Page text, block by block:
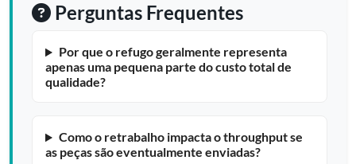
Perguntas Frequentes
Por que o refugo geralmente representa
apenas uma pequena parte do custo total de
qualidade?
Como o retrabalho impacta o throughput se
as peças são eventualmente enviadas?